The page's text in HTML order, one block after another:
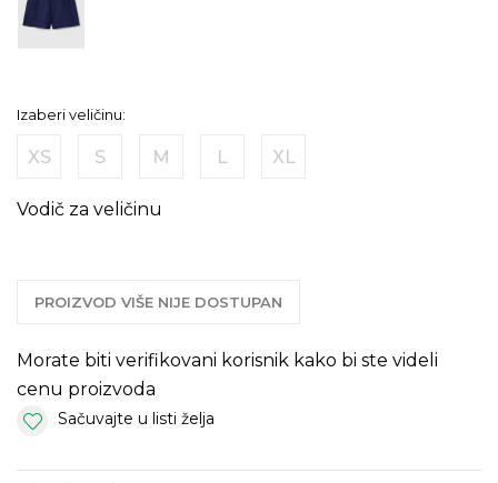
Izaberi veličinu:
XS S M L XL
Vodič za veličinu
PROIZVOD VIŠE NIJE DOSTUPAN
Morate biti verifikovani korisnik kako bi ste videli
cenu proizvoda
Sačuvajte u listi želja